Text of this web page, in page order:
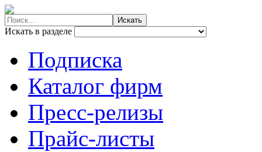
Искать в разделе
Подписка
Каталог фирм
Пресс-релизы
Прайс-листы